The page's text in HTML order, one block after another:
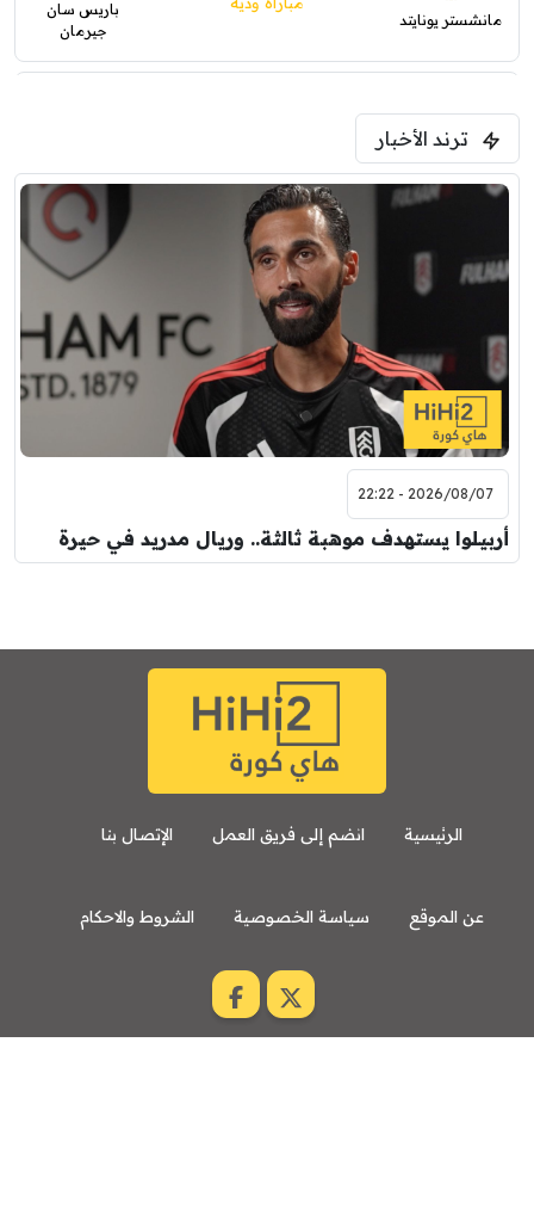
مانشستر يونايتد
باريس سان
جيرمان
فرينتسفاروشي
برشلونة
7:00 م
مباراة ودية
اودينيزي
8:00 م
مباراة ودية
ترند الأخبار
2026/08/07 - 22:22
أربيلوا يستهدف موهبة ثالثة.. وريال مدريد في حيرة
الرئيسية انضم إلى فريق العمل الإتصال بنا
عن الموقع سياسة الخصوصية الشروط والاحكام